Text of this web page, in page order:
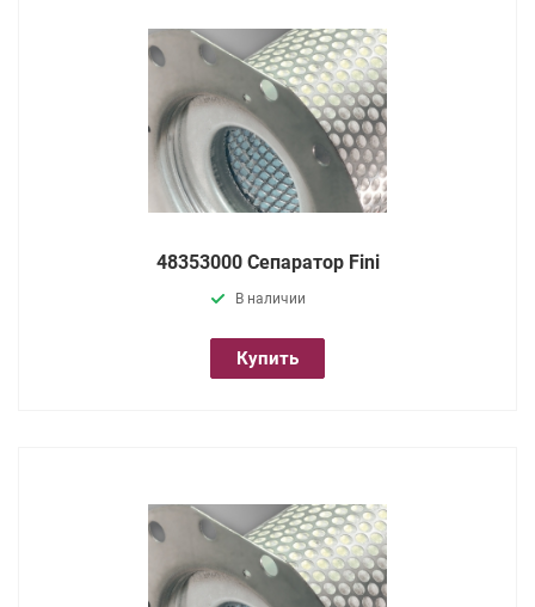
48353000 Сепаратор Fini
В наличии
Купить